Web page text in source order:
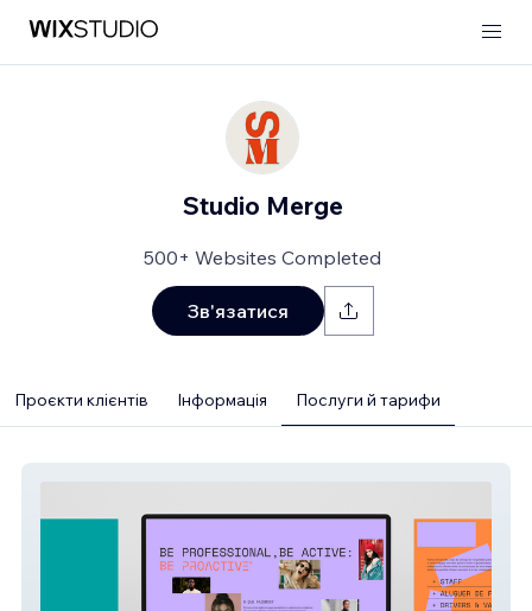
Studio Merge
500+ Websites Completed
Зв'язатися
Проєкти клієнтів Інформація Послуги й тарифи